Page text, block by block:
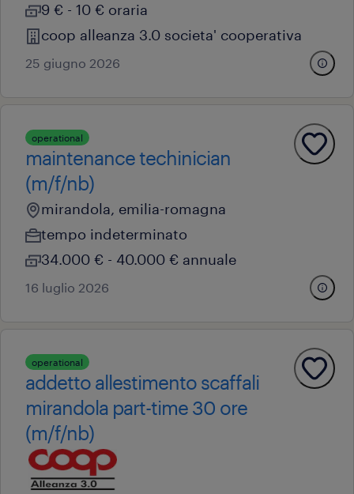
9 € - 10 € oraria
coop alleanza 3.0 societa' cooperativa
25 giugno 2026
operational
maintenance techinician
(m/f/nb)
mirandola, emilia-romagna
tempo indeterminato
34.000 € - 40.000 € annuale
16 luglio 2026
operational
addetto allestimento scaffali
mirandola part-time 30 ore
(m/f/nb)